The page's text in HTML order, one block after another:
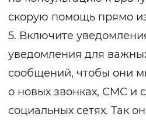
скорую помощь прямо
5. Включите
уведомления для
сообщений, чтобы они
о новых звонках, СМС и
социальных сетях. Так